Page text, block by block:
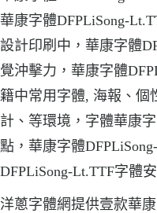
華康字體DFPLiSong-
設計印刷中，華康字體
覺沖擊力，華康字體
籍中常用字體, 海報、個
計、等環境，字體華康
點，華康字體
DFPLiSong-Lt.TTF字體安
洋蔥字體網提供壹款華